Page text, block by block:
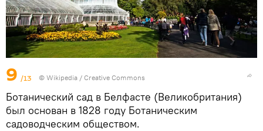
9 /13 © Wikipedia / Creative Commons
Ботанический сад в Белфасте (Великобритания)
был основан в 1828 году Ботаническим
садоводческим обществом.